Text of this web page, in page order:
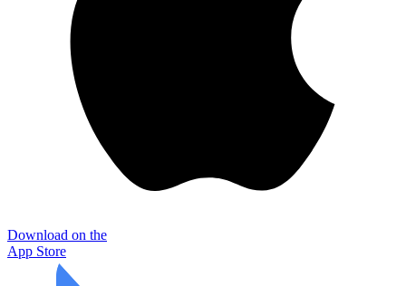
Download on the
App Store